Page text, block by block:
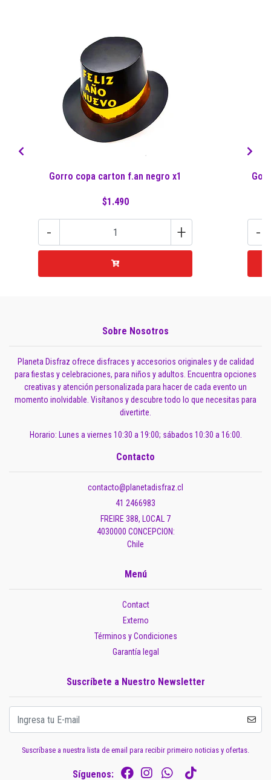
Gorro copa carton f.an negro x1
$1.490
- + -
Sobre Nosotros
Planeta Disfraz ofrece disfraces y accesorios originales y de calidad
para fiestas y celebraciones, para niños y adultos. Encuentra opciones
creativas y atención personalizada para hacer de cada evento un
momento inolvidable. Visítanos y descubre todo lo que necesitas para
divertirte.
Horario: Lunes a viernes 10:30 a 19:00; sábados 10:30 a 16:00.
Contacto
contacto@planetadisfraz.cl
41 2466983
FREIRE 388, LOCAL 7
4030000 CONCEPCION:
Chile
Menú
Contact
Externo
Términos y Condiciones
Garantía legal
Suscríbete a Nuestro Newsletter
Suscríbase a nuestra lista de email para recibir primeiro noticias y ofertas.
Síguenos: